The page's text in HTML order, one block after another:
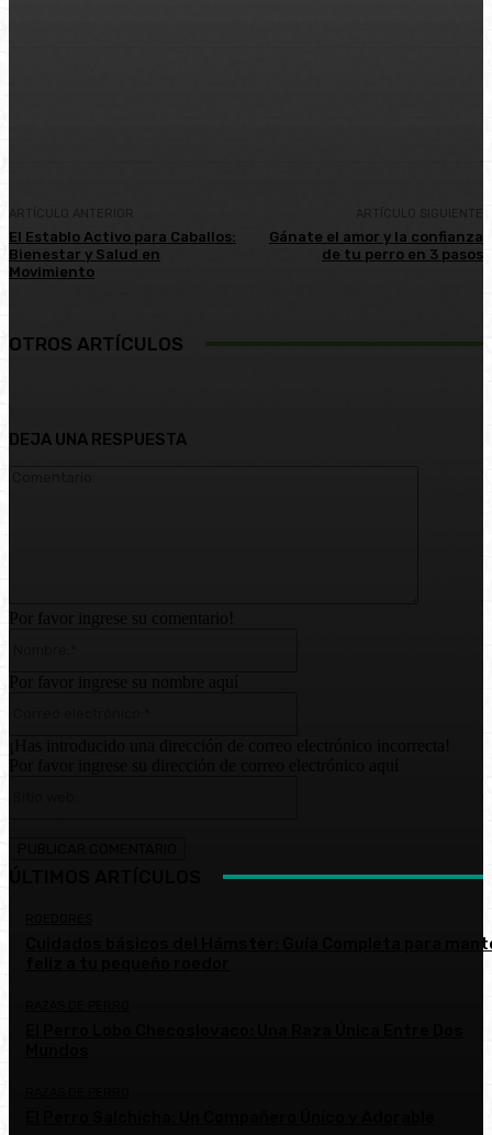
El Establo Activo para Caballos:
Bienestar y Salud en
Movimiento
Gánate el amor y la confianza
de tu perro en 3 pasos
OTROS ARTÍCULOS
DEJA UNA RESPUESTA
Por favor ingrese su comentario!
Cuidados básicos del Hámster: Guía Completa para